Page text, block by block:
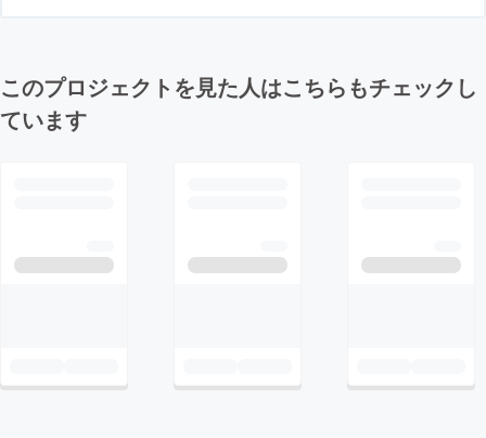
このプロジェクトを見た人はこちらもチェックし
ています